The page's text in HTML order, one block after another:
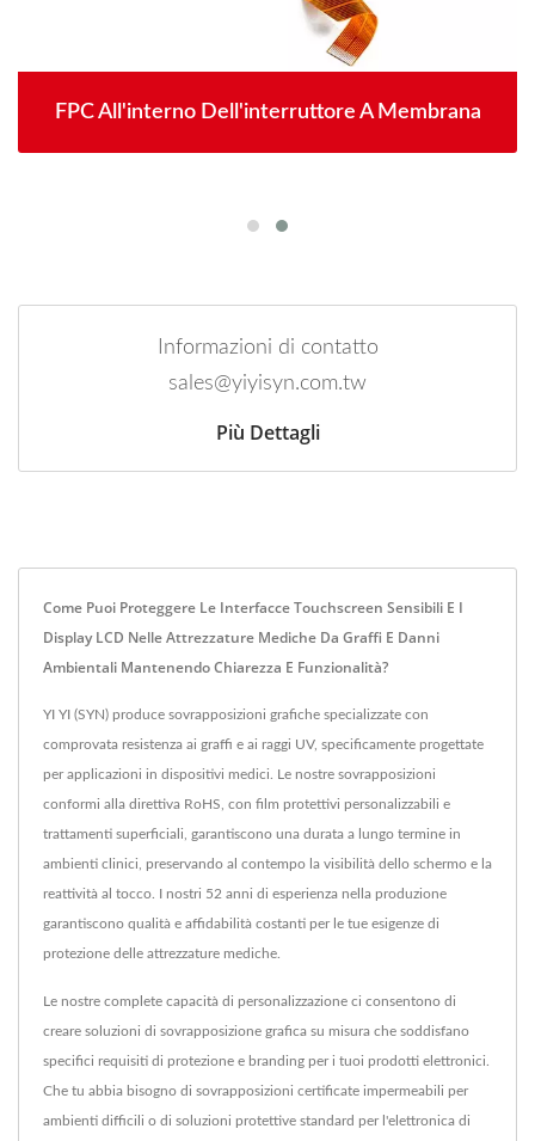
FPC All'interno Dell'interruttore A Membrana
Informazioni di contatto
sales@yiyisyn.com.tw
Più Dettagli
Come Puoi Proteggere Le Interfacce Touchscreen Sensibili E I
Display LCD Nelle Attrezzature Mediche Da Graffi E Danni
Ambientali Mantenendo Chiarezza E Funzionalità?
YI YI (SYN) produce sovrapposizioni grafiche specializzate con
comprovata resistenza ai graffi e ai raggi UV, specificamente progettate
per applicazioni in dispositivi medici. Le nostre sovrapposizioni
conformi alla direttiva RoHS, con film protettivi personalizzabili e
trattamenti superficiali, garantiscono una durata a lungo termine in
ambienti clinici, preservando al contempo la visibilità dello schermo e la
reattività al tocco. I nostri 52 anni di esperienza nella produzione
garantiscono qualità e affidabilità costanti per le tue esigenze di
protezione delle attrezzature mediche.
Le nostre complete capacità di personalizzazione ci consentono di
creare soluzioni di sovrapposizione grafica su misura che soddisfano
specifici requisiti di protezione e branding per i tuoi prodotti elettronici.
Che tu abbia bisogno di sovrapposizioni certificate impermeabili per
ambienti difficili o di soluzioni protettive standard per l'elettronica di